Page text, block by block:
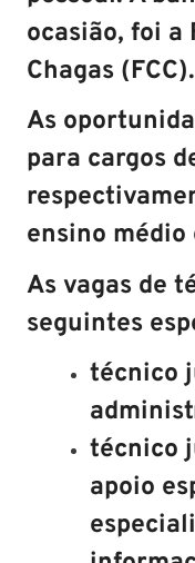
ocasião, foi a
Chagas (FCC).
As
para cargos
ensino
As vagas de
seguintes
técnico
técnico
apoio